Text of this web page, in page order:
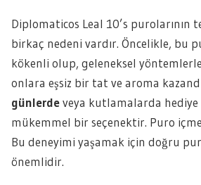
Diplomaticos Leal 10’s purolarının
birkaç nedeni vardır. Öncelikle, bu
kökenli olup, geleneksel
onlara eşsiz bir tat ve aroma
günlerdeveya kutlamalarda hediye
mükemmel bir seçenektir. Puro
Bu deneyimi yaşamak için doğru
önemlidir.